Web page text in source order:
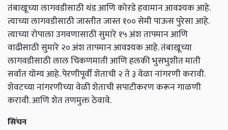
तंबाखूच्या लागवडीसाठी थंड आणि कोरडे हवामान आवश्यक आहे.
त्याच्या लागवडीसाठी जास्तीत जास्त १०० सेमी पाऊस पुरेसा आहे.
त्याच्या रोपाला उगवणासाठी सुमारे १५ अंश तापमान आणि
वाढीसाठी सुमारे २० अंश तापमान आवश्यक आहे. तंबाखूच्या
लागवडीसाठी लाल चिकणमाती आणि हलकी भुसभुशीत माती
सर्वात योग्य आहे. पेरणीपूर्वी शेताची २ ते ३ वेळा नांगरणी करावी.
शेवटच्या नांगरणीच्या वेळी शेताची सपाटीकरण करून गाळणी
करावी. आणि शेत तणमुक्त ठेवावे.
सिंचन